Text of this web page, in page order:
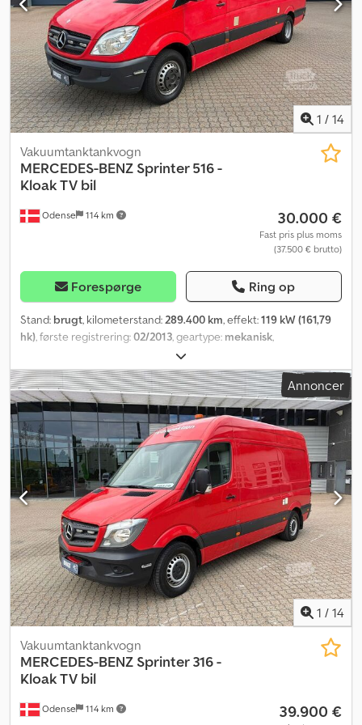
med advarselssystem (passagerside), sikkerhedsselesystem med
advarselssystem (førerside), sædebetræk/polstring: stof,
start/stop-system, batteri 92 Ah, serviceintervalvisning Assyst,
varmebeskyttelsesglas, tilladt totalvægt 3,50 t Mellemsalg, fejl og
ændringer forbeholdes.
Sprinter 316 CDI Minibus – 10 sæder – Euro 6 Gearkasse:
Automatisk Cedpfx Amjzqmwhs Horf = Yderligere information =
Anvendelsesformål: Godstransport Serienummer:
WDB9066331S87xxxx Kontakt ATS Norway for yderligere
information.
1 / 14
Odense 114 km
Vakuumtanktankvogn
MERCEDES-BENZ Sprinter 516 -
Kloak TV bil
30.000 €
Fast pris plus moms
(37.500 € brutto)
Forespørge Ring op
Stand: brugt, kilometerstand: 289.400 km, effekt:119 kW (161,79
hk) , første registrering:02/2013 , geartype: mekanisk
, Produktionsår:
Annoncer
1 / 14
Odense 114 km
Vakuumtanktankvogn
MERCEDES-BENZ Sprinter 316 -
Kloak TV bil
39.900 €